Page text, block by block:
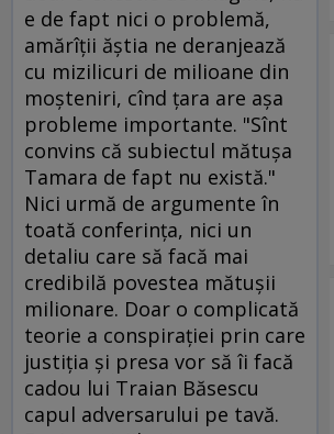
e de fapt nici o problemă,
amărîţii ăştia ne deranjează
cu mizilicuri de milioane din
moşteniri, cînd ţara are aşa
probleme importante. "Sînt
convins că subiectul mătuşa
Tamara de fapt nu există."
Nici urmă de argumente în
toată conferinţa, nici un
detaliu care să facă mai
credibilă povestea mătuşii
milionare. Doar o complicată
teorie a conspiraţiei prin care
justiţia şi presa vor să îi facă
cadou lui Traian Băsescu
capul adversarului pe tavă.